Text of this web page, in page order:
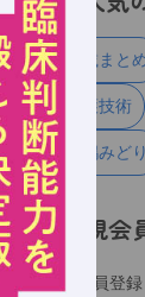
#連載まと
#看護技術
#川嶋みどり
新規
新規会員登